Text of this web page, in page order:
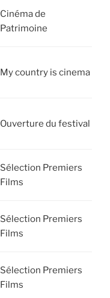
Cinéma de
Patrimoine
My country is cinema
Ouverture du festival
Sélection Premiers
Films
Sélection Premiers
Films
Sélection Premiers
Films